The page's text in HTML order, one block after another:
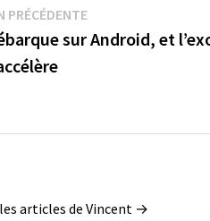
PRÉCÉDENTEPublication
précédente :
sur Android, et
articles de Vincent →